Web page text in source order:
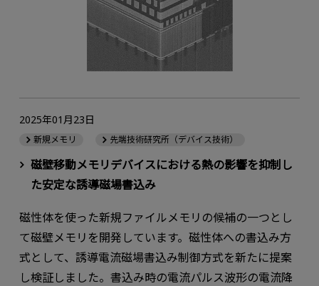
磁壁移動メモリデバイスにおける熱の影響を抑制し
た安定な誘導磁場書込み
2025年01月23日
新規メモリ 先端技術研究所（デバイス技術）
磁性体を使った新規ファイルメモリの候補の一つとし
て磁壁メモリを開発しています。磁性体への書込み方
式として、誘導電流磁場書込み制御方式を新たに提案
し検証しました。書込み時の電流パルス波形の電流降